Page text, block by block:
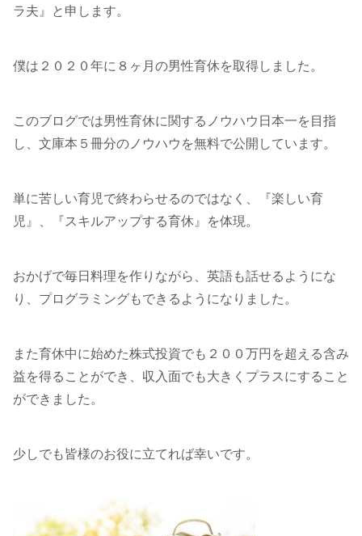
ラ夫』と申します。
僕は２０２０年に８ヶ月の男性育休を取得しました。
このブログでは男性育休に関するノウハウ日本一を目指
し、文庫本５冊分のノウハウを無料で公開しています。
単に苦しい育児で終わらせるのではなく、『楽しい育
児』、『スキルアップする育休』を体現。
おかげで毎日料理を作りながら、英語も話せるようにな
り、プログラミングもできるようになりました。
また育休中に始めた株式投資でも２００万円を超える含み
益を得ることができ、収入面でも大きくプラスにすること
ができました。
少しでも皆様のお役に立てれば幸いです。